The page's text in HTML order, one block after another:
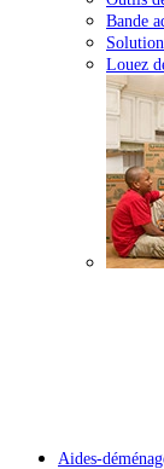
Bande
Louez
Aides-